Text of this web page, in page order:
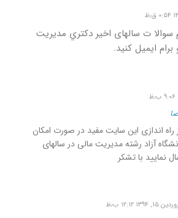
ﺳﻮﺍﻻ ﺕ ﺳﺎﻟﻬﺎﻯ ﺍﺧﻴﺮ ﺩﮐﺘﺮﻱ ﻣﺪﻳﺮﻳﺖ
ﺑﺮﺍﻡ ﺍﻳﻤﻴﻞ ﮐﻨﻴﺪ.
راه اندازی این سایت مفید در صورت امکان
آزاد رشته مدیریت مالی در سالهای
نمایید با تشکر
۱۵, ۱۳۹۴ ۱۲:۱۲ ب٫ظ